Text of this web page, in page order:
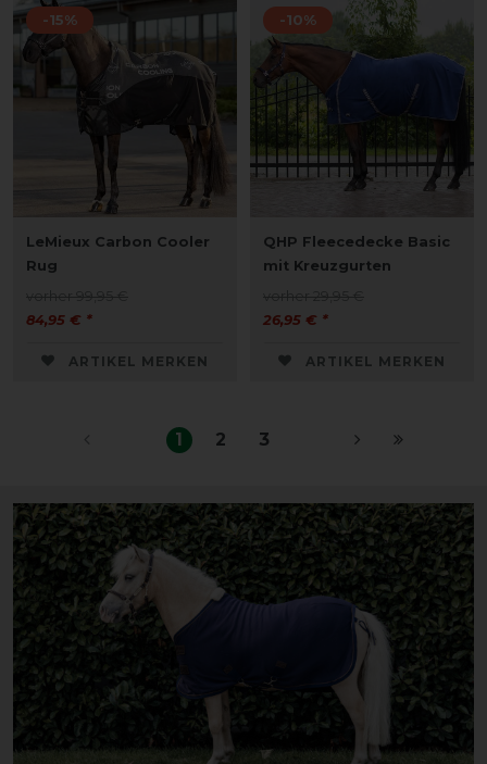
-15%
LeMieux Carbon Cooler
Rug
84,95 € *
ARTIKEL MERKEN
-10%
QHP Fleecedecke Basic
mit Kreuzgurten
26,95 € *
ARTIKEL MERKEN
1 2 3